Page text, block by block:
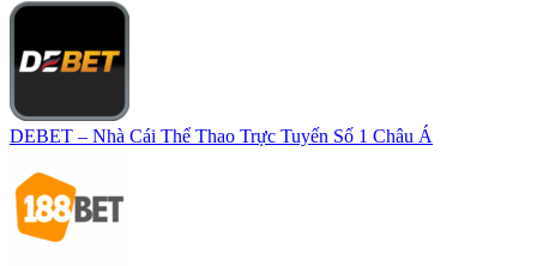
DEBET – Nhà Cái Thể Thao Trực Tuyến Số 1 Châu Á